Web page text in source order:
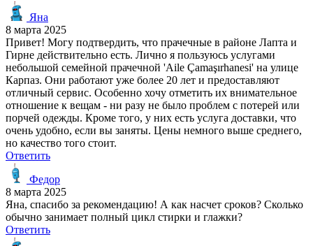
Яна
8 марта 2025
Привет! Могу подтвердить, что прачечные в районе Лапта и
Гирне действительно есть. Лично я пользуюсь услугами
небольшой семейной прачечной 'Aile Çamaşırhanesi' на улице
Карпаз. Они работают уже более 20 лет и предоставляют
отличный сервис. Особенно хочу отметить их внимательное
отношение к вещам - ни разу не было проблем с потерей или
порчей одежды. Кроме того, у них есть услуга доставки, что
очень удобно, если вы заняты. Цены немного выше среднего,
но качество того стоит.
Ответить
Федор
8 марта 2025
Яна, спасибо за рекомендацию! А как насчет сроков? Сколько
обычно занимает полный цикл стирки и глажки?
Ответить